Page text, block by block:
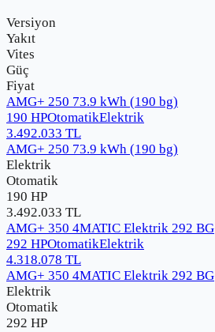
Versiyon
Yakıt
Vites
Güç
Fiyat
AMG+ 250 73.9 kWh (190 bg)
190 HPOtomatikElektrik
3.492.033 TL
AMG+ 250 73.9 kWh (190 bg)
Elektrik
Otomatik
190 HP
3.492.033 TL
AMG+ 350 4MATIC Elektrik 292 BG
292 HPOtomatikElektrik
4.318.078 TL
AMG+ 350 4MATIC Elektrik 292 BG
Elektrik
Otomatik
292 HP